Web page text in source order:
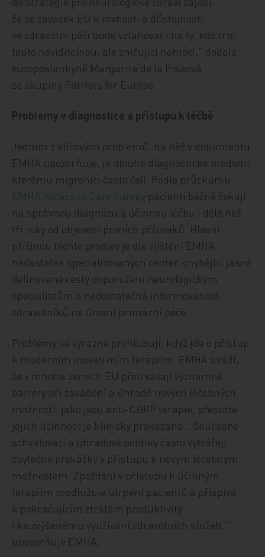
že se závazek EU k rovnosti a důstojnosti
ve zdravotní péči bude vztahovat i na ty, kdo trpí
touto neviditelnou, ale zničující nemocí,“ dodala
europoslankyně Margarita de la Pisaová
ze skupiny Patriots for Europe.
Problémy v diagnostice a přístupu k léčbě
Jedním z klíčových problémů, na něž v dokumentu
EMHA upozorňuje, je dlouhé diagnostické prodlení,
kterému migrenici často čelí. Podle průzkumu
EMHA Access to Care Survey pacienti běžně čekají
na správnou diagnózu a účinnou léčbu i déle než
tři roky od objevení prvních příznaků. Hlavní
příčinou těchto prodlev je dle zjištění EMHA
nedostatek specializovaných center, chybějící jasně
definované cesty doporučení neurologickým
specialistům a nedostatečná informovanost
zdravotníků na úrovni primární péče.
Problémy se výrazně prohlubují, když jde o přístup
k moderním inovativním terapiím. EMHA uvádí,
že v mnoha zemích EU přetrvávají významné
bariéry při zavádění a úhradě nových léčebných
možností, jako jsou anti-CGRP terapie, přestože
jejich účinnost je klinicky prokázána. „Současné
schvalovací a úhradové politiky často vytvářejí
zbytečné překážky v přístupu k novým léčebným
možnostem. Zpoždění v přístupu k účinným
terapiím prodlužuje utrpení pacientů a přispívá
k pokračujícím ztrátám produktivity
i ke zvýšenému využívání zdravotních služeb,“
upozorňuje EMHA.